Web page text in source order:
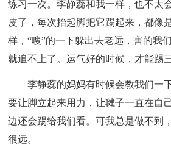
练习一次。李静蕊和我一样，也不太
皮了，每次抬起脚把它踢起来，都像
样，“嗖”的一下躲出去老远，害的我
就追不上了。运气好的时候，才能踢
李静蕊的妈妈有时候会教我们一
要让脚立起来用力，让毽子一直在自
边还会踢给我们看。可我总是做不到
很远。